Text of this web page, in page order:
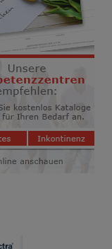
sich
der Nutzung
Hilfe wir unsere
den Inhalt
auf
gestalten.
teilweise an